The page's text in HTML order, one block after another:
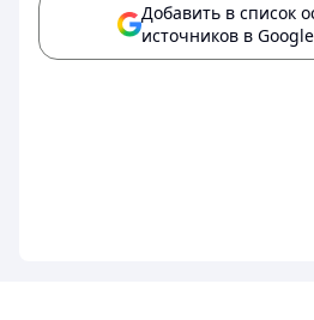
Добавить в список
источников в Google